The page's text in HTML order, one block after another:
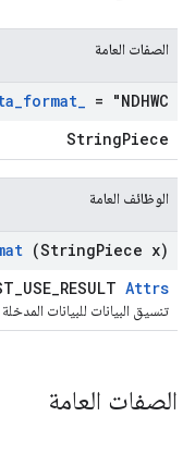
الصفات العامة
_format_ = "NDHWC"
StringPiece
الوظائف العامة
(StringPiece x)
Attrs
تنسيق البيانات للبيانات
الصفات العامة